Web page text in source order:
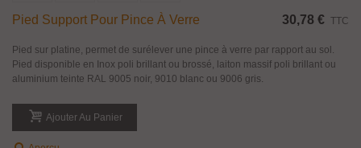
Pied Support Pour Pince À Verre 30,78 € TTC
Pied sur platine, permet de surélever une pince à verre par rapport au sol.
Pied disponible en Inox poli brillant ou brossé, laiton massif poli brillant ou
aluminium teinte RAL 9005 noir, 9010 blanc ou 9006 gris.
Ajouter Au Panier